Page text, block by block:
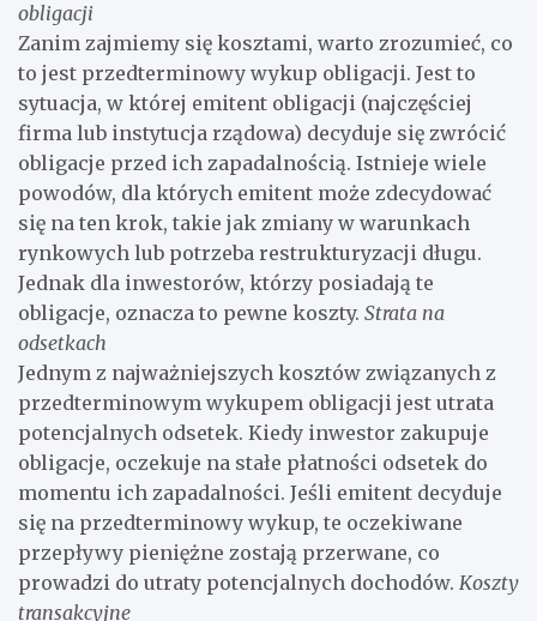
obligacji
Zanim zajmiemy się kosztami, warto zrozumieć, co
to jest przedterminowy wykup obligacji. Jest to
sytuacja, w której emitent obligacji (najczęściej
firma lub instytucja rządowa) decyduje się zwrócić
obligacje przed ich zapadalnością. Istnieje wiele
powodów, dla których emitent może zdecydować
się na ten krok, takie jak zmiany w warunkach
rynkowych lub potrzeba restrukturyzacji długu.
Jednak dla inwestorów, którzy posiadają te
obligacje, oznacza to pewne koszty. Strata na
odsetkach
Jednym z najważniejszych kosztów związanych z
przedterminowym wykupem obligacji jest utrata
potencjalnych odsetek. Kiedy inwestor zakupuje
obligacje, oczekuje na stałe płatności odsetek do
momentu ich zapadalności. Jeśli emitent decyduje
się na przedterminowy wykup, te oczekiwane
przepływy pieniężne zostają przerwane, co
prowadzi do utraty potencjalnych dochodów. Koszty
transakcyjne